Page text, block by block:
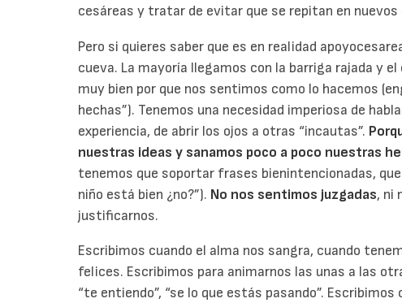
cesáreas y tratar de evitar que se repitan en nuevos
Pero si quieres saber que es en realidad
cueva. La mayoría llegamos con la barriga rajada y
muy bien por que nos sentimos como lo hacemos
hechas”). Tenemos una necesidad imperiosa de
experiencia, de abrir los ojos a otras “incautas”.
nuestras ideas y sanamos poco a poco nuestras
tenemos que soportar frases bienintencionadas,
niño está bien ¿no?”). No nos sentimos juzgadas, ni
justificarnos.
Escribimos cuando el alma nos sangra, cuando
felices. Escribimos para animarnos las unas a las
“te entiendo”, “se lo que estás pasando”.